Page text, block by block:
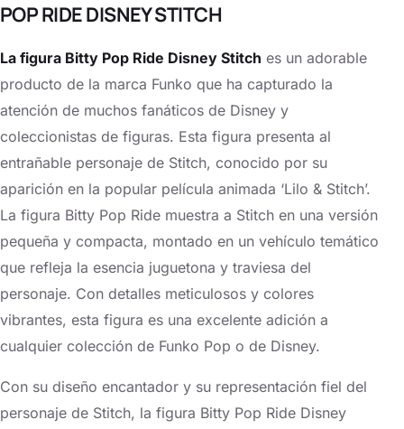
POP RIDE DISNEY STITCH
La figura Bitty Pop Ride Disney Stitch es un adorable
producto de la marca Funko que ha capturado la
atención de muchos fanáticos de Disney y
coleccionistas de figuras. Esta figura presenta al
entrañable personaje de Stitch, conocido por su
aparición en la popular película animada ‘Lilo & Stitch’.
La figura Bitty Pop Ride muestra a Stitch en una versión
pequeña y compacta, montado en un vehículo temático
que refleja la esencia juguetona y traviesa del
personaje. Con detalles meticulosos y colores
vibrantes, esta figura es una excelente adición a
cualquier colección de Funko Pop o de Disney.
Con su diseño encantador y su representación fiel del
personaje de Stitch, la figura Bitty Pop Ride Disney